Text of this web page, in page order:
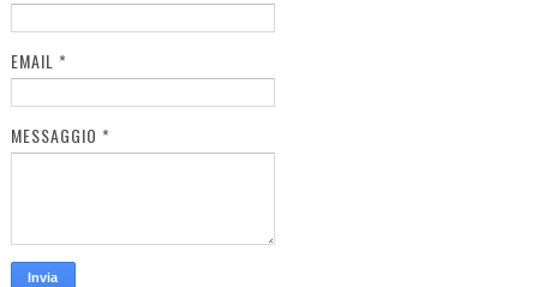
EMAIL *
MESSAGGIO *